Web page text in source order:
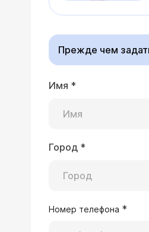
Прежде чем
Имя *
Город *
Номер телефона *